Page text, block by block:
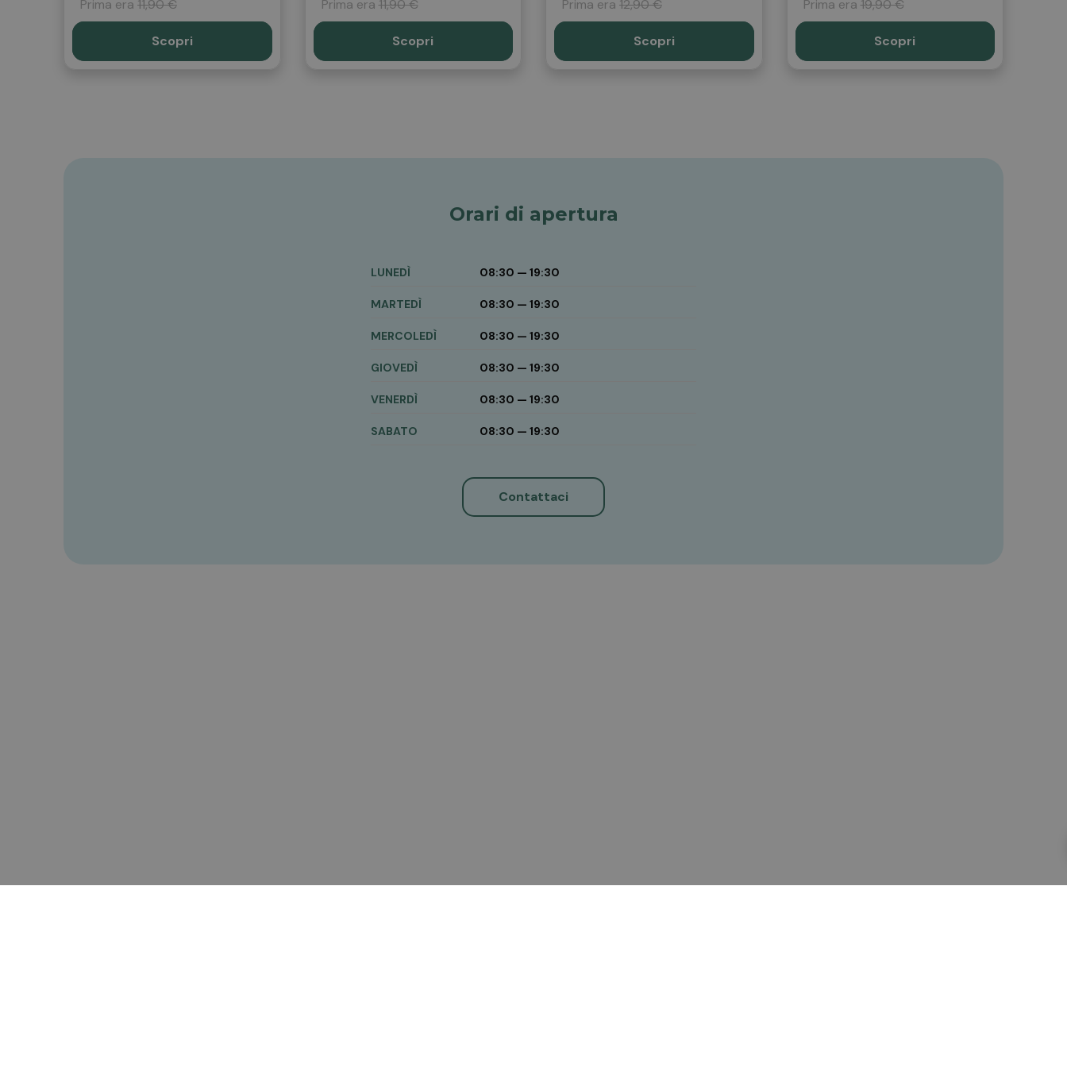
Prima era 11,90 €
Scopri
Prima era 11,90 €
Scopri
Prima era 12,90 €
Scopri
Prima era 19,90 €
Scopri
Orari di apertura
LUNEDÌ 08:30 — 19:30
MARTEDÌ 08:30 — 19:30
MERCOLEDÌ 08:30 — 19:30
GIOVEDÌ 08:30 — 19:30
VENERDÌ 08:30 — 19:30
SABATO 08:30 — 19:30
Contattaci